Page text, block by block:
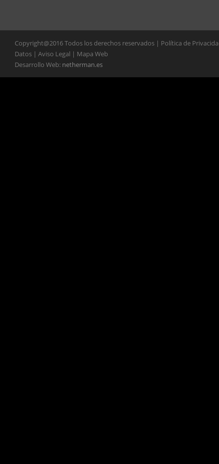
Copyright@2016 Todos los derechos reservados | Política de
Datos | Aviso Legal | Mapa Web
Desarrollo Web: netherman.es